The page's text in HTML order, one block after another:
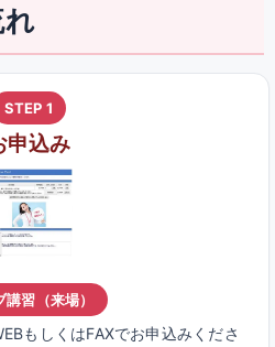
STEP 1
申込み
講習（来場）
もしくはFAXでお申込みくださ